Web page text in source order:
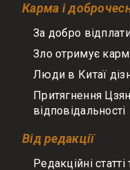
Карма і
За добро
Зло отримує
Люди в Китаї
Притягнення
відповідальності
Від редакції
Редакційні